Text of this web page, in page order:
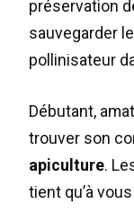
préservation
sauvegarder
pollinisateur
Débutant,
trouver son
apiculture.
tient qu’à